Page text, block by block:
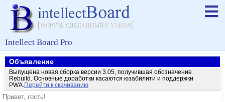
Intellect Board Pro
Объявление
Выпущена новая сборка версии 3.05, получившая обозначение
Rebuild. Основные доработки касаются юзабилити и поддержки
PWA. Перейти к скачиванию
Привет, гость!